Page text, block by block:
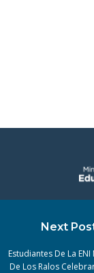
25 de
(4000)
Next
Estudiantes De La ENI
De Los Ralos